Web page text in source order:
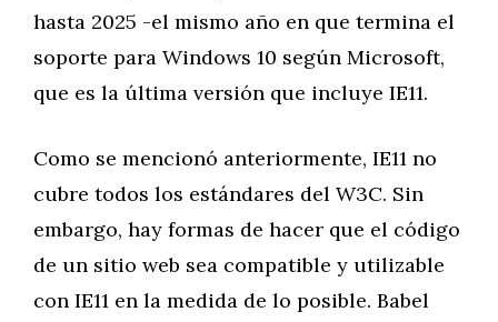
hasta 2025 -el mismo año en que termina el
soporte para Windows 10 según Microsoft,
que es la última versión que incluye IE11.
Como se mencionó anteriormente, IE11 no
cubre todos los estándares del W3C. Sin
embargo, hay formas de hacer que el código
de un sitio web sea compatible y utilizable
con IE11 en la medida de lo posible. Babel